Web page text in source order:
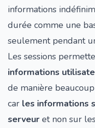
informations
durée comme une
seulement pendant
Les sessions
informations
de manière
car les informations
serveur et non sur